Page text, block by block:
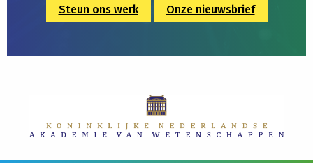
Steun ons werk Onze nieuwsbrief